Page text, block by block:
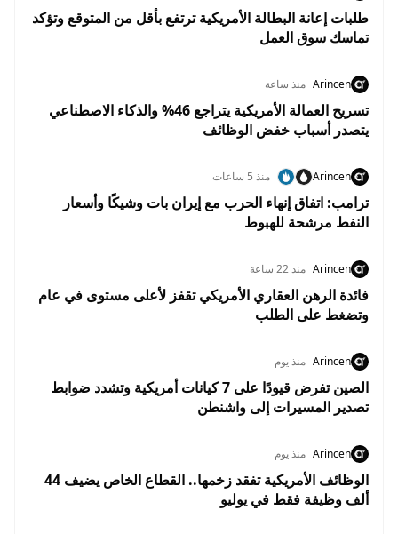
طلبات إعانة البطالة الأمريكية ترتفع بأقل من المتوقع وتؤكد
تماسك سوق العمل
Arincen منذ ساعة
تسريح العمالة الأمريكية يتراجع 46% والذكاء الاصطناعي
يتصدر أسباب خفض الوظائف
Arincen منذ 5 ساعات
ترامب: اتفاق إنهاء الحرب مع إيران بات وشيكًا وأسعار
النفط مرشحة للهبوط
Arincen منذ 22 ساعة
فائدة الرهن العقاري الأمريكي تقفز لأعلى مستوى في عام
وتضغط على الطلب
Arincen منذ يوم
الصين تفرض قيودًا على 7 كيانات أمريكية وتشدد ضوابط
تصدير المسيرات إلى واشنطن
Arincen منذ يوم
الوظائف الأمريكية تفقد زخمها.. القطاع الخاص يضيف 44
ألف وظيفة فقط في يوليو